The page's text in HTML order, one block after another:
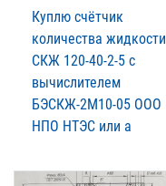
Куплю счётчик
количества жидкости
СКЖ 120-40-2-5 с
вычислителем
БЭСКЖ-2М10-05 ООО
НПО НТЭС или а